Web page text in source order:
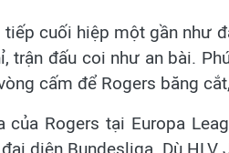
tiếp cuối hiệp một gần như
trận đấu coi như an bài.
cấm để Rogers băng
Rogers tại Europa